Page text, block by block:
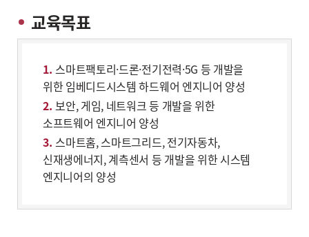
교육목표
스마트팩토리·드론·전기전력·5G 등 개발을
위한 임베디드시스템 하드웨어 엔지니어 양성
보안, 게임, 네트워크 등 개발을 위한
소프트웨어 엔지니어 양성
스마트홈, 스마트그리드, 전기자동차,
신재생에너지, 계측센서 등 개발을 위한 시스템
엔지니어의 양성